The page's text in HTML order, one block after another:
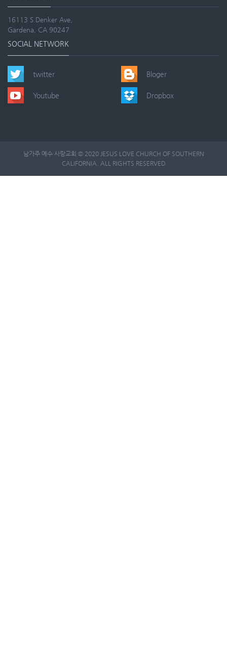
16113 S.Denker Ave,
Gardena, CA 90247
SOCIAL NETWORK
twitter
Youtube
Bloger
Dropbox
남가주 예수 사랑교회 © 2020 JESUS LOVE CHURCH OF SOUTHERN
CALIFORNIA. ALL RIGHTS RESERVED